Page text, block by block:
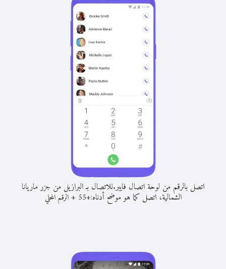
اتصل بالرقم من لوحة اتصال فايبر.للاتصال بـ البرازيل من جزر ماريانا
الشمالية، اتصل كما هو موضح أدناه:+
55
+الرقم المحلي